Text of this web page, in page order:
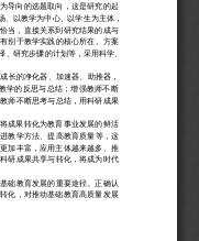
导向的选题取向，这是研究的起
以教学为中心、以学生为主体，
当，直接关系到研究结果的成与
别于教学实践的核心所在。方案
研究步骤的计划等，采用科学、
长的净化器、加速器、助推器，
学的反思与总结；增强教师不断
师不断思考与总结，用科研成果
成果转化为教育事业发展的鲜活
教学方法、提高教育质量等，这
加丰富，应用主体越来越多、推
研成果共享与转化，将成为时代
础教育发展的重要途径。正确认
化，对推动基础教育高质量发展